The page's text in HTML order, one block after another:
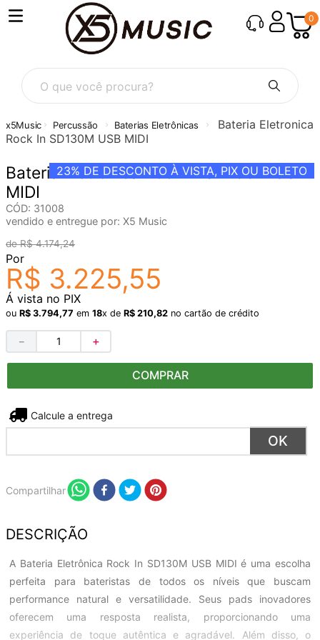
0
O que você procura?
Percussão Baterias Eletrônicas
Bateria Eletronica
Rock In SD130M USB MIDI
23% DE DESCONTO À VISTA, PIX OU BOLETO
Bateria Eletronica Rock In SD130M USB
MIDI
CÓD: 31008
vendido e entregue por: X5 Music
R$ 4.174,24
Por
R$ 3.225,55
Á vista no PIX
ou R$ 3.794,77 em 18x de R$ 210,82 no cartão de crédito
＋
－
COMPRAR
Não sei meu CEP
Compartilhar
DESCRIÇÃO
A Bateria Eletrônica Rock In SD130M USB MIDI é uma escolha
perfeita para bateristas de todos os níveis que buscam
performance natural e versatilidade. Seus pads inovadores
oferecem uma resposta realista, proporcionando uma
experiência de toque autêntica e agradável. Além disso, o